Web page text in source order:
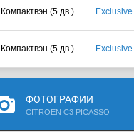
Компактвэн (5 дв.) Exclusive
Компактвэн (5 дв.) Exclusive
ФОТОГРАФИИ
CITROEN C3 PICASSO